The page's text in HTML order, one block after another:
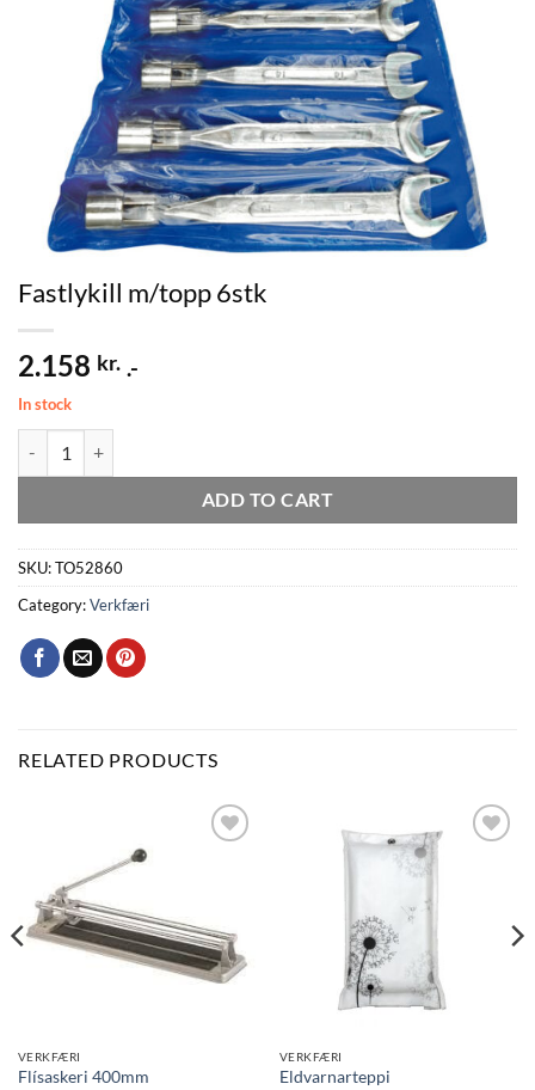
Fastlykill m/topp 6stk
2.158 kr. .-
In stock
ADD TO CART
SKU:TO52860
Category:Verkfæri
RELATED PRODUCTS
VERKFÆRI
Flísaskeri 400mm
VERKFÆRI
Eldvarnarteppi